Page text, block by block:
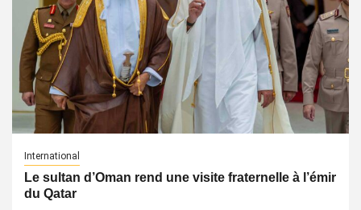
International
Le sultan d’Oman rend une visite fraternelle à l’émir
du Qatar